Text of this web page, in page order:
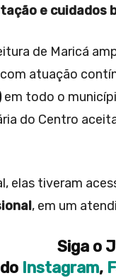
e cuidados
de Maricá
atuação
em todo o
do Centro
elas tiveram
, em um
Siga o
do Instagram,